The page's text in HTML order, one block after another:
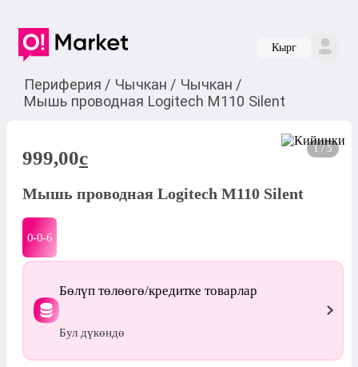
Кырг
Периферия / Чычкан / Чычкан /
Мышь проводная Logitech M110 Silent
1 / 5
999,00c
Мышь проводная Logitech M110 Silent
0-0-6
Бөлүп төлөөгө/кредитке товарлар
Бул дүкөндө